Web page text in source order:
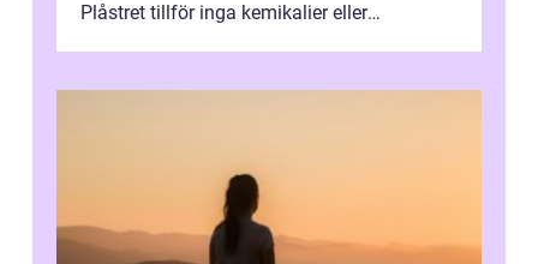
Plåstret tillför inga kemikalier eller